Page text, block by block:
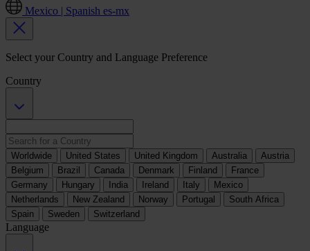
Mexico | Spanish es-mx
Select your Country and Language Preference
Country
Worldwide United States United Kingdom Australia
Austria
Belgium
Brazil Canada Denmark Finland
France
Germany
Hungary India Ireland Italy
Mexico
Netherlands
New Zealand Norway Portugal
South Africa
Spain
Sweden Switzerland
Language